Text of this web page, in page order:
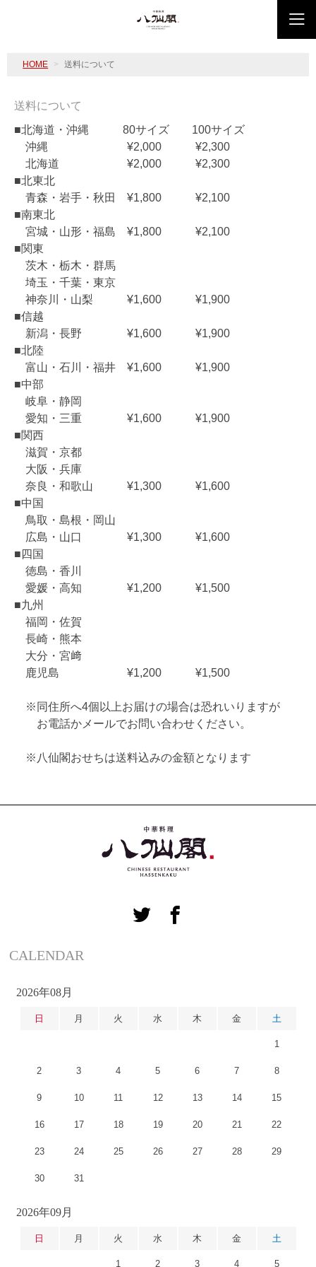
HOME 送料について
送料について
■北海道・沖縄 80サイズ 100サイズ
沖縄 ¥2,000 ¥2,300
北海道 ¥2,000 ¥2,300
■北東北
青森・岩手・秋田 ¥1,800 ¥2,100
■南東北
宮城・山形・福島 ¥1,800 ¥2,100
■関東
茨木・栃木・群馬
埼玉・千葉・東京
神奈川・山梨 ¥1,600 ¥1,900
■信越
新潟・長野 ¥1,600 ¥1,900
■北陸
富山・石川・福井 ¥1,600 ¥1,900
■中部
岐阜・静岡
愛知・三重 ¥1,600 ¥1,900
■関西
滋賀・京都
大阪・兵庫
奈良・和歌山 ¥1,300 ¥1,600
■中国
鳥取・島根・岡山
広島・山口 ¥1,300 ¥1,600
■四国
徳島・香川
愛媛・高知 ¥1,200 ¥1,500
■九州
福岡・佐賀
長崎・熊本
大分・宮﨑
鹿児島 ¥1,200 ¥1,500
※同住所へ4個以上お届けの場合は恐れいりますが
お電話かメールでお問い合わせください。
※八仙閣おせちは送料込みの金額となります
CALENDAR
2026年08月
日 月 火 水 木 金 土
1
2 3 4 5 6 7 8
9 10 11 12 13 14 15
16 17 18 19 20 21 22
23 24 25 26 27 28 29
30 31
2026年09月
日 月 火 水 木 金 土
1 2 3 4 5